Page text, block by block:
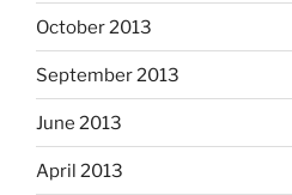
October 2013
September 2013
June 2013
April 2013